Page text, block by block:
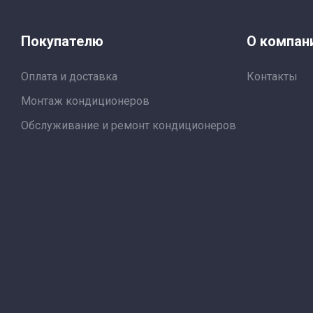
Покупателю
Оплата и доставка
Монтаж кондиционеров
Обслуживание и ремонт кондиционеров
О
Контакты